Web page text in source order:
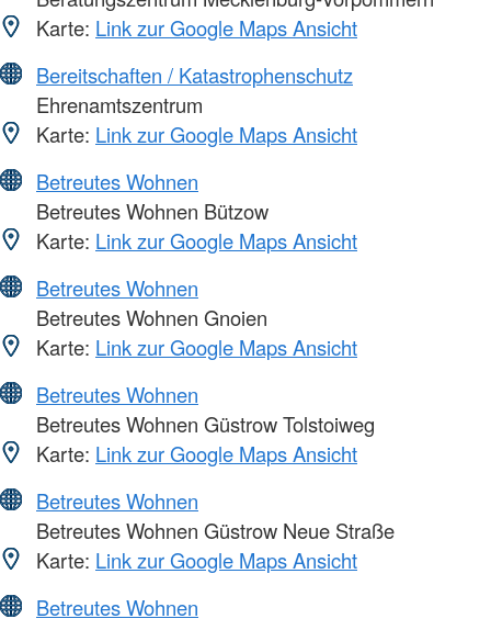
Karte: Link zur Google Maps Ansicht
Bereitschaften / Katastrophenschutz
Ehrenamtszentrum
Karte: Link zur Google Maps Ansicht
Betreutes Wohnen
Betreutes Wohnen Bützow
Karte: Link zur Google Maps Ansicht
Betreutes Wohnen
Betreutes Wohnen Gnoien
Karte: Link zur Google Maps Ansicht
Betreutes Wohnen
Betreutes Wohnen Güstrow Tolstoiweg
Karte: Link zur Google Maps Ansicht
Betreutes Wohnen
Betreutes Wohnen Güstrow Neue Straße
Karte: Link zur Google Maps Ansicht
Betreutes Wohnen